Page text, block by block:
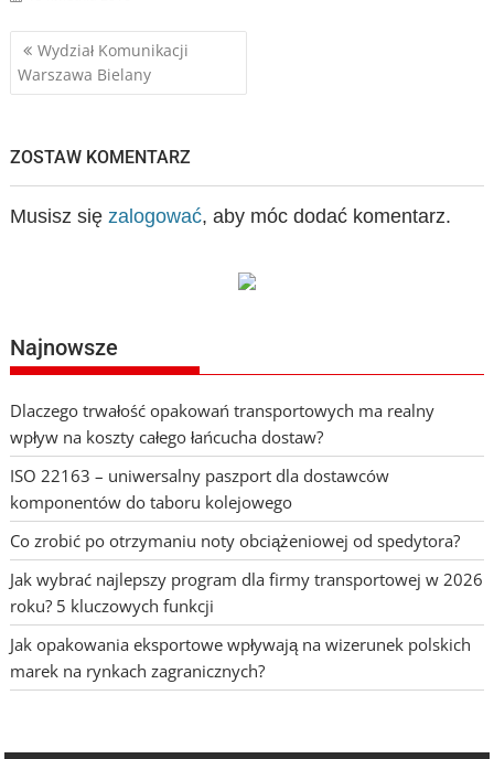
Nawigacja
wpisu
Wydział Komunikacji
Warszawa Bielany
ZOSTAW KOMENTARZ
Musisz się zalogować, aby móc dodać komentarz.
Najnowsze
Dlaczego trwałość opakowań transportowych ma realny
wpływ na koszty całego łańcucha dostaw?
ISO 22163 – uniwersalny paszport dla dostawców
komponentów do taboru kolejowego
Co zrobić po otrzymaniu noty obciążeniowej od spedytora?
Jak wybrać najlepszy program dla firmy transportowej w 2026
roku? 5 kluczowych funkcji
Jak opakowania eksportowe wpływają na wizerunek polskich
marek na rynkach zagranicznych?